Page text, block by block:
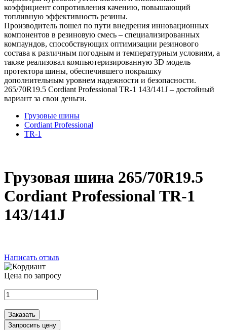
коэффициент сопротивления качению, повышающий
топливную эффективность резины.
Производитель пошел по пути внедрения инновационных
компонентов в резиновую смесь – специализированных
компаундов, способствующих оптимизации резинового
состава к различным погодным и температурным условиям, а
также реализовал компьютеризированную 3D модель
протектора шины, обеспечившего покрышку
дополнительным уровнем надежности и безопасности.
265/70R19.5 Cordiant Professional TR-1 143/141J – достойный
вариант за свои деньги.
Грузовые шины
Cordiant Professional
TR-1
Грузовая шина 265/70R19.5
Cordiant Professional TR-1
143/141J
Написать отзыв
Цена по запросу
Заказать
Запросить цену